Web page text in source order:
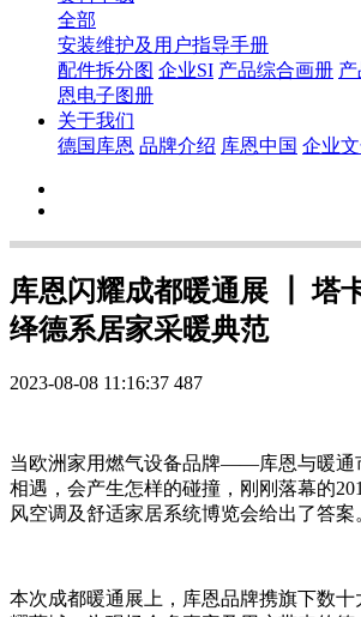
全部
安装维护及用户指导手册
配件拆分图 企业SI 产品综合画册
恩电子图册
关于我们
德国库恩 品牌介绍 库恩中国 企业
库恩闪耀成都暖通展 ┃ 塔
绎德系居家采暖典范
2023-08-08 11:16:37 487
当欧洲家用燃气设备品牌——库恩与暖通
相遇，会产生怎样的碰撞，刚刚落幕的
风空调及舒适家居系统博览会给出了答案
本次成都暖通展上，库恩品牌携旗下数十